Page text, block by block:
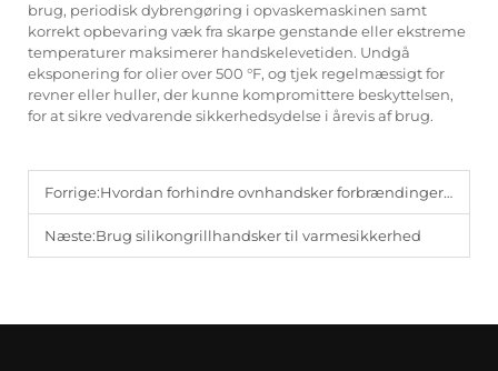
brug, periodisk dybrengøring i opvaskemaskinen samt
korrekt opbevaring væk fra skarpe genstande eller ekstreme
temperaturer maksimerer handskelevetiden. Undgå
eksponering for olier over 500 °F, og tjek regelmæssigt for
revner eller huller, der kunne kompromittere beskyttelsen,
for at sikre vedvarende sikkerhedsydelse i årevis af brug.
Forrige:Hvordan forhindre ovnhandsker forbrændinger ved daglig hjemmebag?
Næste:Brug silikongrillhandsker til varmesikkerhed